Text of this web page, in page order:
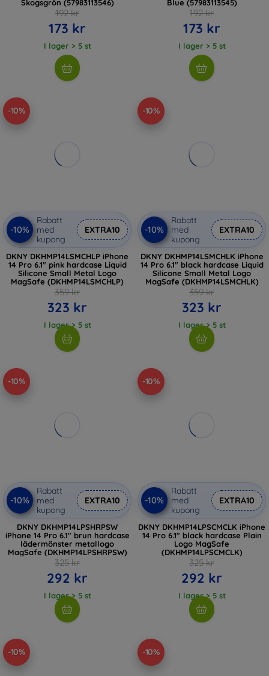
Skogsgrön (57983113546)
192 kr
173 kr
I lager > 5 st
Blue (57983113545)
192 kr
173 kr
I lager > 5 st
-10%
-10%
Rabatt
med
kupong
EXTRA10
DKNY DKHMP14LSMCHLP iPhone
14 Pro 6.1" pink hardcase Liquid
Silicone Small Metal Logo
MagSafe (DKHMP14LSMCHLP)
359 kr
323 kr
I lager > 5 st
-10%
-10%
Rabatt
med
kupong
EXTRA10
DKNY DKHMP14LSMCHLK iPhone
14 Pro 6.1" black hardcase Liquid
Silicone Small Metal Logo
MagSafe (DKHMP14LSMCHLK)
359 kr
323 kr
I lager > 5 st
-10%
-10%
Rabatt
med
kupong
EXTRA10
DKNY DKHMP14LPSHRPSW
iPhone 14 Pro 6.1" brun hardcase
lädermönster metallogo
MagSafe (DKHMP14LPSHRPSW)
325 kr
292 kr
I lager > 5 st
-10%
-10%
Rabatt
med
kupong
EXTRA10
DKNY DKHMP14LPSCMCLK iPhone
14 Pro 6.1" black hardcase Plain
Logo MagSafe
(DKHMP14LPSCMCLK)
325 kr
292 kr
I lager > 5 st
-10% -10%